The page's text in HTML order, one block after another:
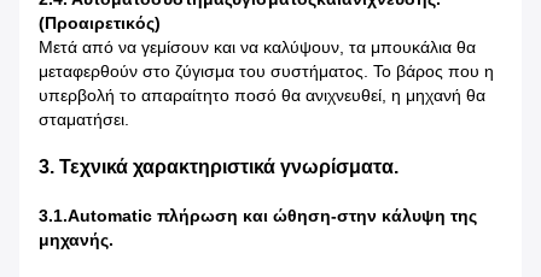
(Προαιρετικός)
Μετά από να γεμίσουν και να καλύψουν, τα μπουκάλια θα
μεταφερθούν στο ζύγισμα του συστήματος. Το βάρος που η
υπερβολή το απαραίτητο ποσό θα ανιχνευθεί, η μηχανή θα
σταματήσει.
3. Τεχνικά χαρακτηριστικά γνωρίσματα.
3.1.Automatic πλήρωση και ώθηση-στην κάλυψη της
μηχανής.